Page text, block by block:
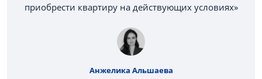
приобрести квартиру на действующих условиях»
Анжелика Альшаева